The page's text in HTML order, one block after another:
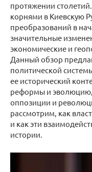
протяжении
корнями в Киевскую
преобразований в
значительные
экономические и
Данный обзор
политической
ее исторический
реформы и эволюцию,
оппозиции и
рассмотрим, как
и как эти
истории.